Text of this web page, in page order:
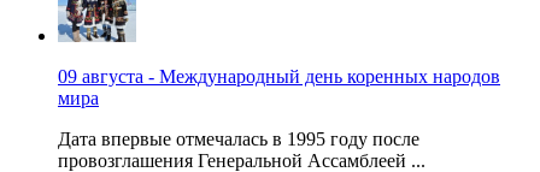
09 августа - Международный день коренных народов
мира
Дата впервые отмечалась в 1995 году после
провозглашения Генеральной Ассамблеей ...